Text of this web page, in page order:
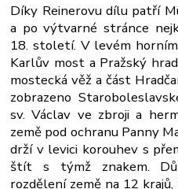
Díky Reinerovu dílu patří
a po výtvarné stránce
18. století. V levém
Karlův most a Pražský
mostecká věž a část
zobrazeno
sv. Václav ve zbroji a
země pod ochranu Panny
drží v levici korouhev s
štít s týmž znakem.
rozdělení země na 12